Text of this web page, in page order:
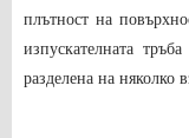
плътност на
изпускателната
разделена на няколко